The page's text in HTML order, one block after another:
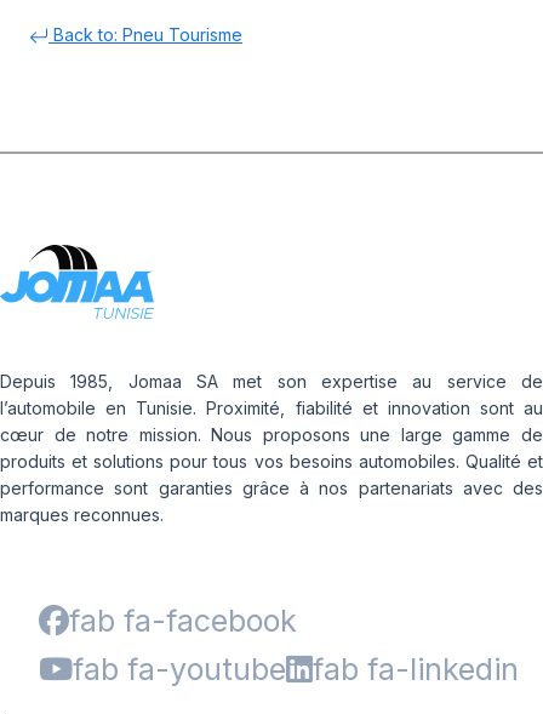
Back to: Pneu Tourisme
Depuis 1985, Jomaa SA met son expertise au service de
l’automobile en Tunisie. Proximité, fiabilité et innovation sont au
cœur de notre mission. Nous proposons une large gamme de
produits et solutions pour tous vos besoins automobiles. Qualité et
performance sont garanties grâce à nos partenariats avec des
marques reconnues.
fab fa-facebook
fab fa-youtube
fab fa-linkedin